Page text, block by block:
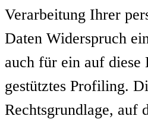
Verarbeitung Ihrer
Daten Widerspruch
auch für ein auf diese
gestütztes Profiling.
Rechtsgrundlage, auf